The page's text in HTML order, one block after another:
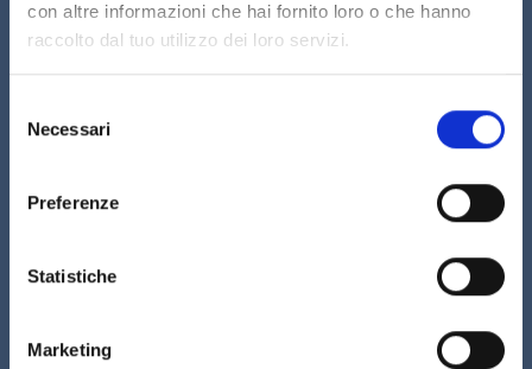
con altre informazioni che hai fornito loro o che hanno
raccolto dal tuo utilizzo dei loro servizi.
delNecessari
Preferenze
Statistiche
Marketing
Codice di Condotta